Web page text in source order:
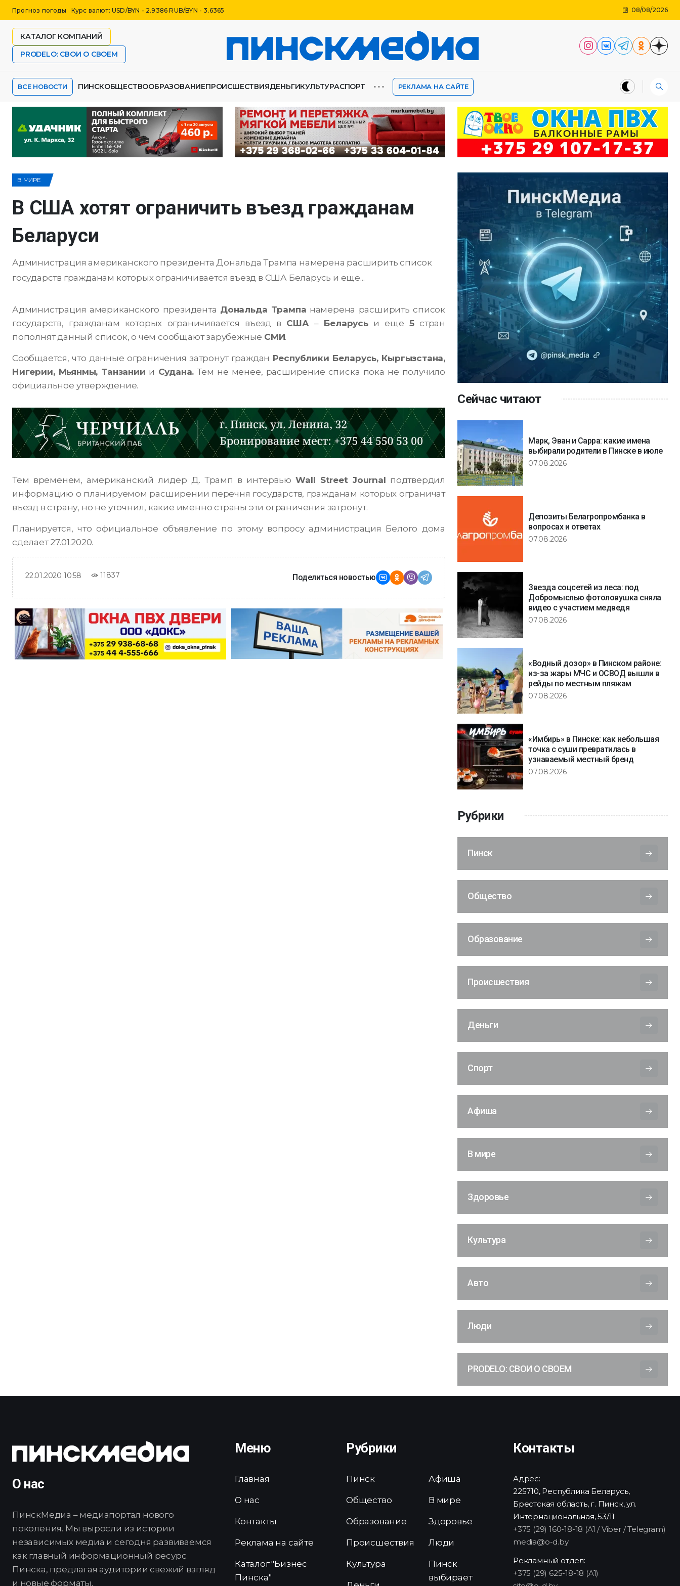
Прогноз погоды Курс валют: USD/BYN - 2.9386 RUB/BYN - 3.6365 08/08/2026
КАТАЛОГ КОМПАНИЙ
PRODELO: СВОИ О СВОЕМ
ВСЕ НОВОСТИ ПИНСКОБЩЕСТВООБРАЗОВАНИЕПРОИСШЕСТВИЯДЕНЬГИКУЛЬТУРАСПОРТ ⋯ РЕКЛАМА НА САЙТЕ
В МИРЕ
В США хотят ограничить въезд гражданам
Беларуси
Администрация американского президента Дональда Трампа намерена расширить список
государств гражданам которых ограничивается въезд в США Беларусь и еще...
Администрация американского президента Дональда Трампа намерена расширить список
государств, гражданам которых ограничивается въезд в США – Беларусьи еще 5стран
пополнят данный список, о чем сообщают зарубежные СМИ.
Сообщается, что данные ограничения затронут граждан Республики Беларусь, Кыргызстана,
Нигерии, Мьянмы, Танзании и Судана. Тем не менее, расширение списка пока не получило
официальное утверждение.
Тем временем, американский лидер Д. Трамп в интервьюWall Street Journal подтвердил
информацию о планируемом расширении перечня государств, гражданам которых ограничат
въезд в страну, но не уточнил, какие именно страны эти ограничения затронут.
Планируется, что официальное объявление по этому вопросу администрация Белого дома
сделает 27.01.2020.
22.01.2020 10:58 11837 Поделиться новостью
Сейчас читают
Марк, Эван и Сарра: какие имена
выбирали родители в Пинске в июле
07.08.2026
Депозиты Белагропромбанка в
вопросах и ответах
07.08.2026
Звезда соцсетей из леса: под
Добромыслью фотоловушка сняла
видео с участием медведя
07.08.2026
«Водный дозор» в Пинском районе:
из-за жары МЧС и ОСВОД вышли в
рейды по местным пляжам
07.08.2026
«Имбирь» в Пинске: как небольшая
точка с суши превратилась в
узнаваемый местный бренд
07.08.2026
Рубрики
Пинск
Общество
Образование
Происшествия
Деньги
Спорт
Афиша
В мире
Здоровье
Культура
Авто
Люди
PRODELO: СВОИ О СВОЕМ
О нас
ПинскМедиа – медиапортал нового
поколения. Мы выросли из истории
независимых медиа и сегодня развиваемся
как главный информационный ресурс
Пинска, предлагая аудитории свежий взгляд
и новые форматы.
Меню
Главная
О нас
Контакты
Реклама на сайте
Каталог "Бизнес
Пинска"
Рубрики
Пинск
Общество
Образование
Происшествия
Культура
Афиша
В мире
Здоровье
Люди
Пинск
выбирает
Контакты
Адрес:
225710, Республика Беларусь,
Брестская область, г. Пинск, ул.
Интернациональная, 53/11
+375 (29) 160-18-18 (A1 / Viber / Telegram)
media@o-d.by
Рекламный отдел:
+375 (29) 625-18-18 (A1)